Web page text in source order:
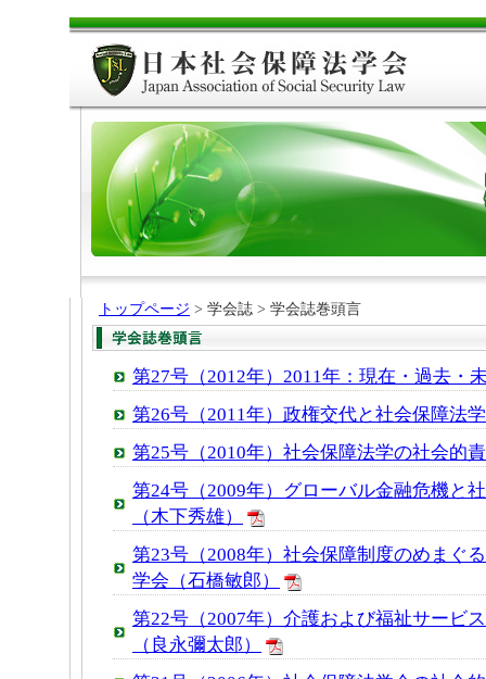
トップページ > 学会誌 > 学会誌巻頭言
第27号（2012年）2011年：現在・過去・
第26号（2011年）政権交代と社会保障法
第25号（2010年）社会保障法学の社会的
第24号（2009年）グローバル金融危機と
（木下秀雄）
第23号（2008年）社会保障制度のめまぐ
学会（石橋敏郎）
第22号（2007年）介護および福祉サービ
（良永彌太郎）